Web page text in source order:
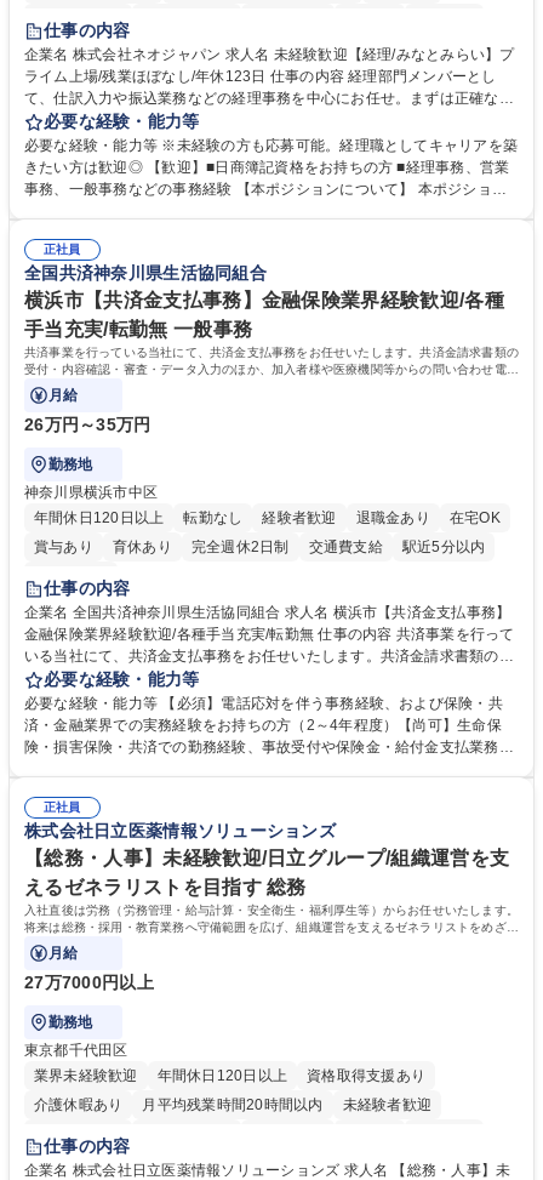
未経験者歓迎
完全週休2日制
交通費支給 駅近5分以内 土日祝休み
服装自由
寮・社宅あり
仕事の内容
企業名 株式会社ネオジャパン 求人名 未経験歓迎【経理/みなとみらい】プ
ライム上場/残業ほぼなし/年休123日 仕事の内容 経理部門メンバーとし
て、仕訳入力や振込業務などの経理事務を中心にお任せ。まずは正確な入
力・確認業務からスタートし、既存メンバーと一緒に業務を進めながら段
階的に経理知識を身につけていただきます。 【具体的には】 ■社内稟議に
基づく仕訳入力 ■月末の振込業務 ■明細作成 ■伝票処理、記帳業務 ■既存
メンバーの業務サポート 【将来的には】 ■月次決算補助 ■四半期・年次決
想定です。 募集職種 未経験歓迎【経理/みなとみらい】プライム上場/残業
ほぼなし/年休123日
必要な経験・能力等
必要な経験・能力等 ※未経験の方も応募可能。経理職としてキャリアを築
きたい方は歓迎◎ 【歓迎】■日商簿記資格をお持ちの方 ■経理事務、営業
事務、一般事務などの事務経験 【本ポジションについて】 本ポジション
当し、3～5年をかけて月次決算・四半期決算・開示資料作成補助などへス
テップアップできます。また、残業は通常月ほぼなく、決算月でも10時間
未満のため、無理なく経理として専門性を身につけられる環境です。 学
歴・資格 学歴：大学院 大学 高専 短大 専修学校 高校 語学力： 資格：日商
簿記検定1級 日商簿記検定2級
正社員
全国共済神奈川県生活協同組合
横浜市【共済金支払事務】金融保険業界経験歓迎/各種
手当充実/転勤無 一般事務
共済事業を行っている当社にて、共済金支払事務をお任せいたします。共済金請求書類の
受付・内容確認・審査・データ入力のほか、加入者様や医療機関等からの問い合わせ電話
対応や書類発送等を担当します。
月給
26万円～35万円
勤務地
神奈川県横浜市中区
年間休日120日以上
転勤なし 経験者歓迎 退職金あり
在宅OK
賞与あり
育休あり 完全週休2日制 交通費支給
駅近5分以内
土日祝休み
仕事の内容
企業名 全国共済神奈川県生活協同組合 求人名 横浜市【共済金支払事務】
金融保険業界経験歓迎/各種手当充実/転勤無 仕事の内容 共済事業を行って
いる当社にて、共済金支払事務をお任せいたします。共済金請求書類の受
付・内容確認・審査・データ入力のほか、加入者様や医療機関等からの問
い合わせ電話対応や書類発送等を担当します。 ■共済金請求書類の受付、
内容確認、および共済金支払に関する審査・事務処理業務全般を担当 ■専
用システムへのデータ入力、各種必要書類の作成・発送作業 ■加入者様や
指定する業務 募集職種 横浜市【共済金支払事務】金融保険業界経験歓迎/
各種手当充実/転勤無
必要な経験・能力等
必要な経験・能力等 【必須】電話応対を伴う事務経験、および保険・共
済・金融業界での実務経験をお持ちの方（2～4年程度）【尚可】生命保
険・損害保険・共済での勤務経験、事故受付や保険金・給付金支払業務経
務へのキャリアチェンジ希望者も大歓迎です！ 学歴・資格 学歴：大学院
大学 高専 短大 専修学校 高校 語学力： 資格：
正社員
株式会社日立医薬情報ソリューションズ
【総務・人事】未経験歓迎/日立グループ/組織運営を支
えるゼネラリストを目指す 総務
入社直後は労務（労務管理・給与計算・安全衛生・福利厚生等）からお任せいたします。
将来は総務・採用・教育業務へ守備範囲を広げ、組織運営を支えるゼネラリストをめざせ
ます。
月給
27万7000円以上
勤務地
東京都千代田区
業界未経験歓迎
年間休日120日以上
資格取得支援あり
介護休暇あり
月平均残業時間20時間以内
未経験者歓迎
住宅手当あり
育休あり
完全週休2日制 交通費支給 土日祝休み 寮・社宅あり
仕事の内容
企業名 株式会社日立医薬情報ソリューションズ 求人名 【総務・人事】未